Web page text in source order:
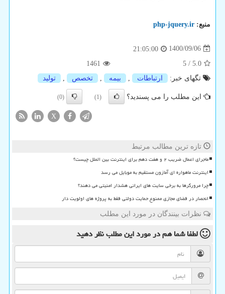
منبع: php-jquery.ir
1400/09/06
21:05:00
5.0
/
5
1461
تگهای خبر:
ارتباطات , بیمه , تخصص , تولید
این مطلب را می پسندید؟ (1)
(0)
X
تازه ترین مطالب مرتبط
ماجرای اعمال ضریب ۲ و هفت دهم برای اینترنت بین الملل چیست؟
اینترنت ماهواره ای آمازون مستقیم به موبایل می رسد
چرا مرورگرها به برخی سایت های ایرانی هشدار امنیتی می دهند؟
انحصار در فضای مجازی ممنوع حمایت دولتی فقط به پروژه های اولویت دار
نظرات بینندگان در مورد این مطلب
لطفا شما همدر مورد این مطلبنظر دهید